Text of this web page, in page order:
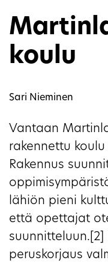
koulu
Sari Nieminen
Vantaan
rakennettu koulu
Rakennus
lähiön pieni
että opettajat
peruskorjaus